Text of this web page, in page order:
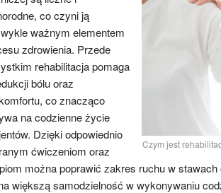
Czym jest
co czyni ją
ważnym elementem
zdrowienia. Przede
rehabilitacja pomaga
bólu oraz
co znacząco
na codzienne życie
Dzięki odpowiednio
ćwiczeniom oraz
można poprawić zakres ruchu w stawach
większą samodzielność w wykonywaniu